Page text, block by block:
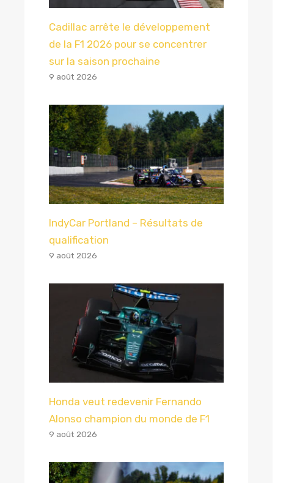
Cadillac arrête le développement
de la F1 2026 pour se concentrer
sur la saison prochaine
9 août 2026
IndyCar Portland – Résultats de
qualification
9 août 2026
Honda veut redevenir Fernando
Alonso champion du monde de F1
9 août 2026